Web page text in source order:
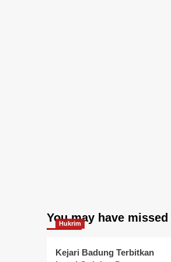
You may have missed
Hukrim
Kejari Badung Terbitkan